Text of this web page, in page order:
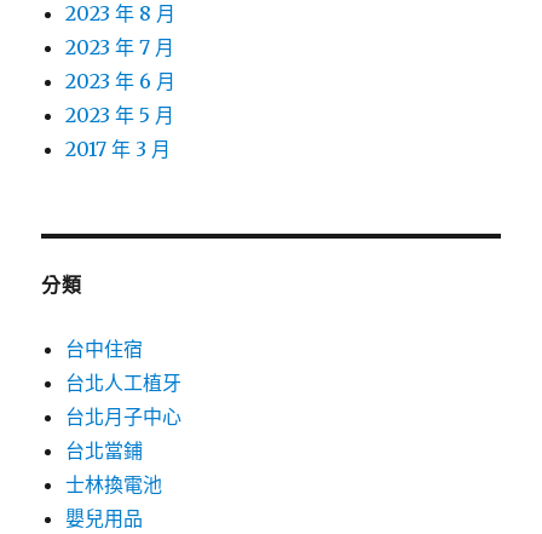
2023 年 8 月
2023 年 7 月
2023 年 6 月
2023 年 5 月
2017 年 3 月
分類
台中住宿
台北人工植牙
台北月子中心
台北當鋪
士林換電池
嬰兒用品